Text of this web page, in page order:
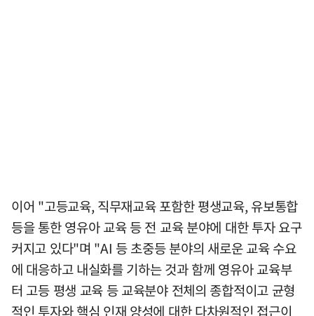
이어 "고등교육, 직무재교육 포함한 평생교육, 유보통합
등을 통한 영유아 교육 등 전 교육 분야에 대한 투자 요구
커지고 있다"며 "AI 등 초중등 분야의 새로운 교육 수요
에 대응하고 내실화를 기하는 것과 함께 영유아 교육부
터 고등 평생 교육 등 교육분야 전체의 종합적이고 균형
적인 투자와 핵심 인재 양성에 대한 다차원적인 접근이